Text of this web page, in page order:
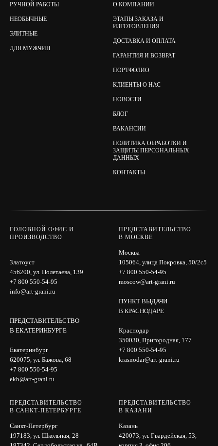
РУЧНОЙ РАБОТЫ
НЕОБЫЧНЫЕ
ЭЛИТНЫЕ
ДЛЯ МУЖЧИН
О КОМПАНИИ
ЭТАПЫ ЗАКАЗА И
ИЗГОТОВЛЕНИЯ
ДОСТАВКА И ОПЛАТА
ГАРАНТИЯ И ВОЗВРАТ
ПОРТФОЛИО
КЛИЕНТЫ О НАС
НОВОСТИ
БЛОГ
ВАКАНСИИ
ПОЛИТИКА ОБРАБОТКИ И
ЗАЩИТЫ ПЕРСОНАЛЬНЫХ
ДАННЫХ
КОНТАКТЫ
ГОЛОВНОЙ ОФИС И
ПРОИЗВОДСТВО
Златоуст
456200, ул. Полетаева, 139
+7 800 550-54-95
info@art-grani.ru
ПРЕДСТАВИТЕЛЬСТВО
В ЕКАТЕРИНБУРГЕ
Екатеринбург
620075, ул. Бажова, 68
+7 800 550-54-95
ekb@art-grani.ru
ПРЕДСТАВИТЕЛЬСТВО
В МОСКВЕ
Москва
105064, улица Покровка, 50/2с5
+7 800 550-54-95
moscow@art-grani.ru
ПУНКТ ВЫДАЧИ
В КРАСНОДАРЕ
Краснодар
350030, Пригородная, 177
+7 800 550-54-95
krasnodar@art-grani.ru
ПРЕДСТАВИТЕЛЬСТВО
В САНКТ-ПЕТЕРБУРГЕ
Санкт-Петербург
197183, ул. Школьная, 28
ПРЕДСТАВИТЕЛЬСТВО
В КАЗАНИ
Казань
420073, ул. Гвардейская, 53,